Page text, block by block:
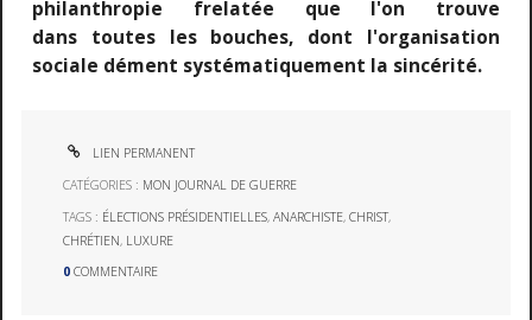
philanthropie frelatée que l'on trouve
dans toutes les bouches, dont l'organisation
sociale dément systématiquement la sincérité.
LIEN PERMANENT
CATÉGORIES : MON JOURNAL DE GUERRE
TAGS : ÉLECTIONS PRÉSIDENTIELLES,ANARCHISTE,CHRIST,
CHRÉTIEN, LUXURE
0 COMMENTAIRE